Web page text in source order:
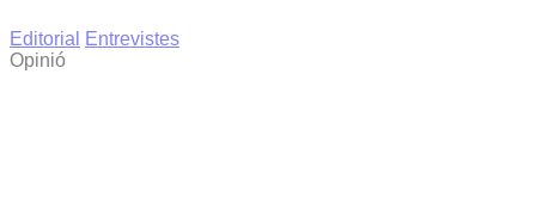
Editorial
Entrevistes
Opinió